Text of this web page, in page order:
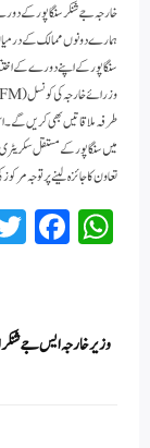
خارجہ جے شنکر سنگاپور کے
ہمارے دونوں ممالک کے
میں سنگاپور کے مستقل
تعاون کا جائزہ لینے پر توجہ
W
ha
A
pp
Fa
ce
okوزیر خارجہ ایس جے